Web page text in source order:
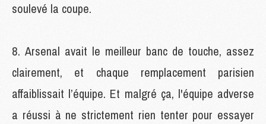
soulevé la coupe.
Arsenal avait le meilleur banc de touche, assez
clairement, et chaque remplacement parisien
affaiblissait l’équipe. Et malgré ça, l'équipe adverse
a réussi à ne strictement rien tenter pour essayer